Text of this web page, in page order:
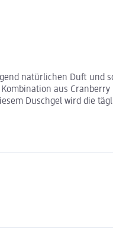
natürlichen Duft
aus
Duschgel wird die